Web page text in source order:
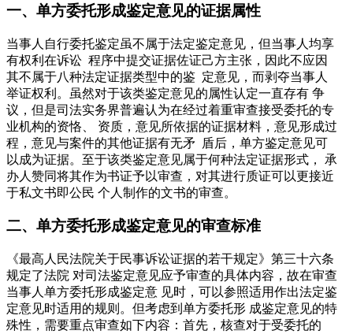
一、单方委托形成鉴定意见的证据属性
当事人自行委托鉴定虽不属于法定鉴定意见，但当事人均享
有权利在诉讼 程序中提交证据佐证己方主张，因此不应因
其不属于八种法定证据类型中的鉴 定意见，而剥夺当事人
举证权利。虽然对于该类鉴定意见的属性认定一直存有 争
议，但是司法实务界普遍认为在经过着重审查接受委托的专
业机构的资恪、 资质，意见所依据的证据材料，意见形成过
程，意见与案件的其他证据有无矛 盾后，单方鉴定意见可
以成为证据。至于该类鉴定意见属于何种法定证据形式， 承
办人赞同将其作为书证予以审查，对其进行质证可以更接近
于私文书即公民 个人制作的文书的审查。
二、单方委托形成鉴定意见的审查标准
《最高人民法院关于民事诉讼证据的若干规定》第三十六条
规定了法院 对司法鉴定意见应予审查的具体内容，故在审查
当事人单方委托形成鉴定意 见时，可以参照适用作出法定鉴
定意见时适用的规则。但考虑到单方委托形 成鉴定意见的特
殊性，需要重点审查如下内容：首先，核查对于受委托的